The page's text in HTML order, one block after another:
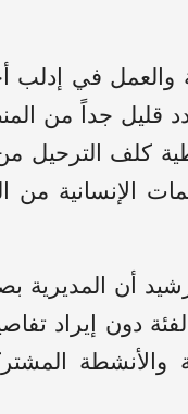
والعمل في
قليل جداً من
كلف الترحيل
الإنسانية من
أن المديرية
دون إيراد
والأنشطة